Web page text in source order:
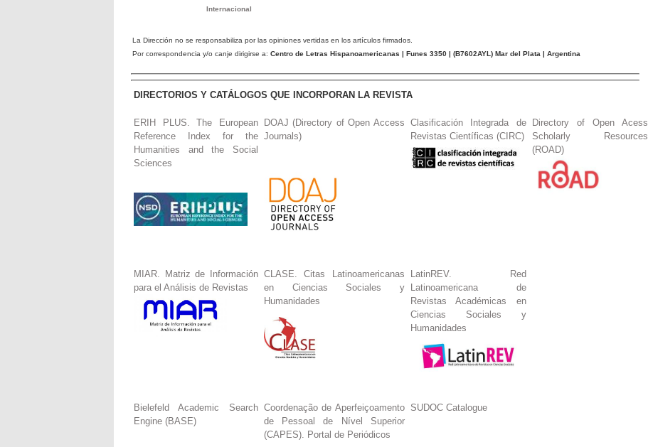
Internacional
La Dirección no se responsabiliza por las opiniones vertidas en los artículos firmados.
Por correspondencia y/o canje dirigirse a: Centro de Letras Hispanoamericanas | Funes 3350 | (B7602AYL ) Mar del Plata | Argentina
DIRECTORIOS Y CATÁLOGOS QUE INCORPORAN LA REVISTA
ERIH PLUS. The European
Reference Index for the
Humanities and the Social
Sciences
DOAJ (Directory of Open Access
Journals)
Clasificación Integrada de
Revistas Científicas (CIRC)
Directory of Open Acess
Scholarly Resources
(ROAD)
MIAR. Matriz de Información
para el Análisis de Revistas
CLASE. Citas Latinoamericanas
en Ciencias Sociales y
Humanidades
LatinREV. Red
Latinoamericana de
Revistas Académicas en
Ciencias Sociales y
Humanidades
Bielefeld Academic Search
Engine (BASE)
Coordenação de Aperfeiçoamento
de Pessoal de Nível Superior
(CAPES). Portal de Periódicos
SUDOC Catalogue